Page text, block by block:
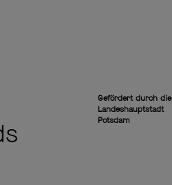
Gefördert durch die
Landeshauptstadt
Potsdam